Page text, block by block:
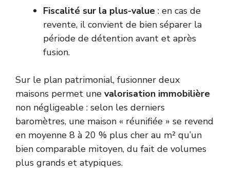
Fiscalité sur la plus-value : en cas de
revente, il convient de bien séparer la
période de détention avant et après
fusion.
Sur le plan patrimonial, fusionner deux
maisons permet une valorisation immobilière
non négligeable : selon les derniers
baromètres, une maison « réunifiée » se revend
en moyenne 8 à 20 % plus cher au m² qu’un
bien comparable mitoyen, du fait de volumes
plus grands et atypiques.